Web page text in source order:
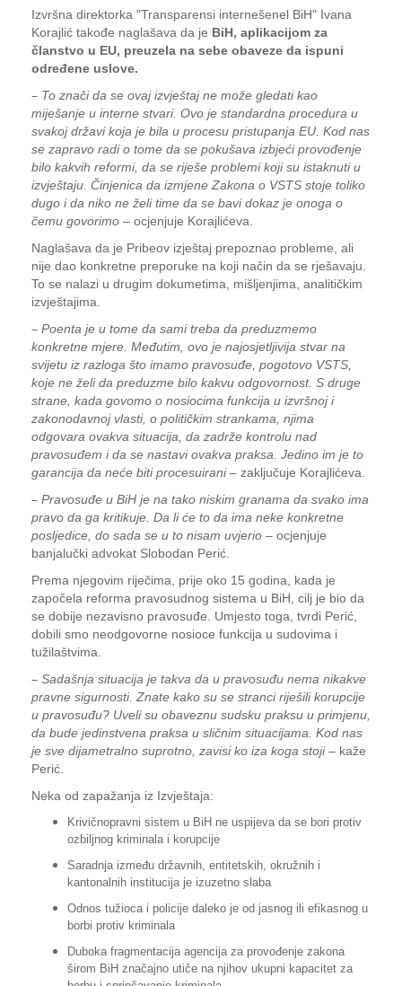
Izvršna direktorka "Transparensi internešenel BiH" Ivana
Korajlić takođe naglašava da je BiH, aplikacijom za
članstvo u EU, preuzela na sebe obaveze da ispuni
određene uslove.
– To znači da se ovaj izvještaj ne može gledati kao
miješanje u interne stvari. Ovo je standardna procedura u
svakoj državi koja je bila u procesu pristupanja EU. Kod nas
se zapravo radi o tome da se pokušava izbjeći provođenje
bilo kakvih reformi, da se riješe problemi koji su istaknuti u
izvještaju. Činjenica da izmjene Zakona o VSTS stoje toliko
dugo i da niko ne želi time da se bavi dokaz je onoga o
čemu govorimo – ocjenjuje Korajlićeva.
Naglašava da je Pribeov izještaj prepoznao probleme, ali
nije dao konkretne preporuke na koji način da se rješavaju.
To se nalazi u drugim dokumetima, mišljenjima, analitičkim
izvještajima.
– Poenta je u tome da sami treba da preduzmemo
konkretne mjere. Međutim, ovo je najosjetljivija stvar na
svijetu iz razloga što imamo pravosuđe, pogotovo VSTS,
koje ne želi da preduzme bilo kakvu odgovornost. S druge
strane, kada govomo o nosiocima funkcija u izvršnoj i
zakonodavnoj vlasti, o političkim strankama, njima
odgovara ovakva situacija, da zadrže kontrolu nad
pravosuđem i da se nastavi ovakva praksa. Jedino im je to
garancija da neće biti procesuirani– zaključuje Korajlićeva.
– Pravosuđe u BiH je na tako niskim granama da svako ima
pravo da ga kritikuje. Da li će to da ima neke konkretne
posljedice, do sada se u to nisam uvjerio – ocjenjuje
banjalučki advokat Slobodan Perić.
Prema njegovim riječima, prije oko 15 godina, kada je
započela reforma pravosudnog sistema u BiH, cilj je bio da
se dobije nezavisno pravosuđe. Umjesto toga, tvrdi Perić,
dobili smo neodgovorne nosioce funkcija u sudovima i
tužilaštvima.
– Sadašnja situacija je takva da u pravosuđu nema nikakve
pravne sigurnosti. Znate kako su se stranci riješili korupcije
u pravosuđu? Uveli su obaveznu sudsku praksu u primjenu,
da bude jedinstvena praksa u sličnim situacijama. Kod nas
je sve dijametralno suprotno, zavisi ko iza koga stoji– kaže
Perić.
Neka od zapažanja iz Izvještaja:
Krivičnopravni sistem u BiH ne uspijeva da se bori protiv
ozbiljnog kriminala i korupcije
Saradnja između državnih, entitetskih, okružnih i
kantonalnih institucija je izuzetno slaba
Odnos tužioca i policije daleko je od jasnog ili efikasnog u
borbi protiv kriminala
Duboka fragmentacija agencija za provođenje zakona
širom BiH značajno utiče na njihov ukupni kapacitet za